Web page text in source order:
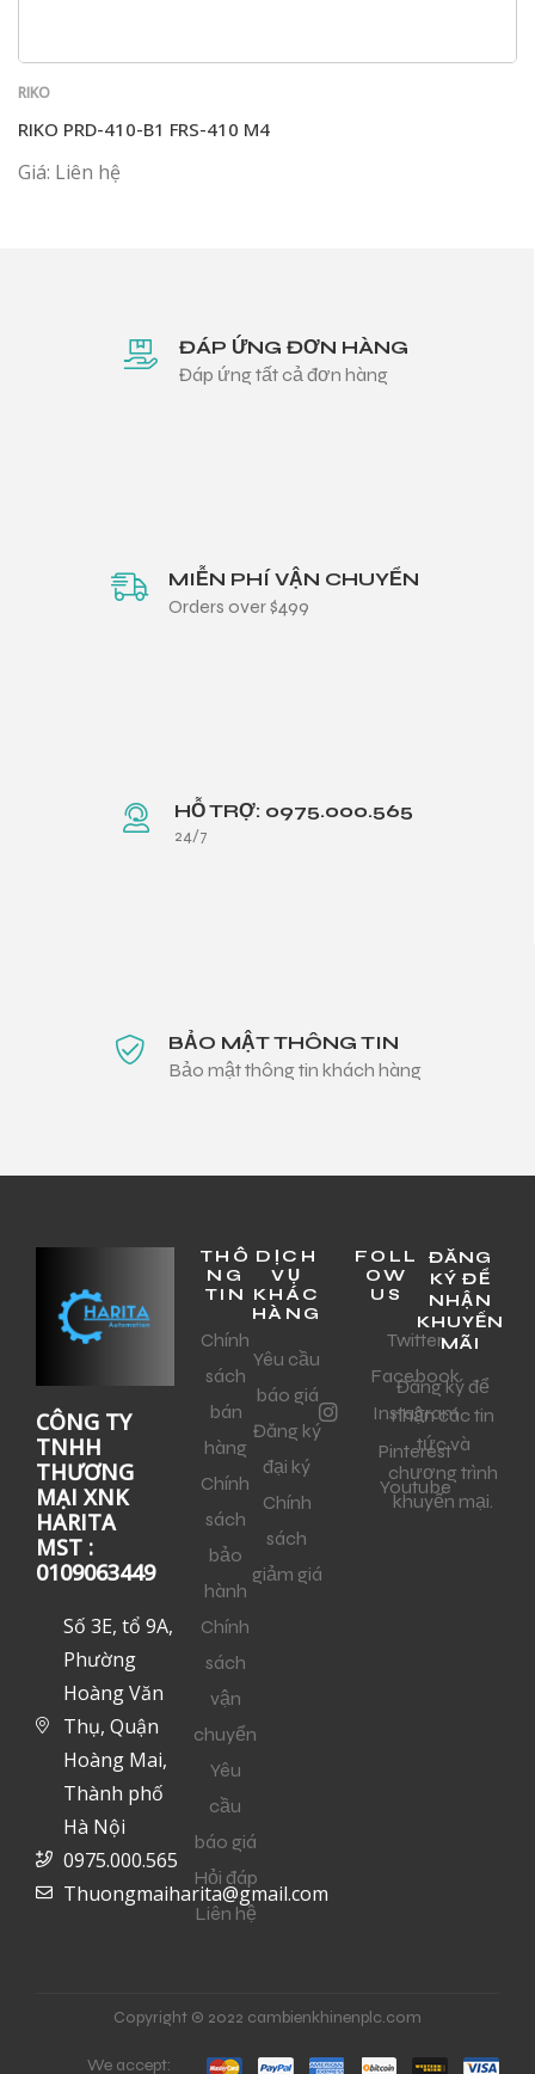
RIKO
RIKO PRD-410-B1 FRS-410 M4
Giá: Liên hệ
ĐÁP ỨNG ĐƠN HÀNG
Đáp ứng tất cả đơn hàng
MIỄN PHÍ VẬN CHUYỂN
Orders over $499
HỖ TRỢ: 0975.000.565
24/7
BẢO MẬT THÔNG TIN
Bảo mật thông tin khách hàng
CÔNG TY
TNHH
THƯƠNG
MẠI XNK
HARITA
MST :
0109063449
Số 3E, tổ 9A,
Phường
Hoàng Văn
Thụ, Quận
Hoàng Mai,
Thành phố
Hà Nội
0975.000.565
Thuongmaiharita@gmail.com
THÔ
NG
TIN
Chính
sách
bán
hàng
Chính
sách
bảo
hành
Chính
sách
vận
chuyển
Yêu
cầu
báo giá
Hỏi đáp
Liên hệ
DỊCH
VỤ
KHÁC
HÀNG
Yêu cầu
báo giá
Đăng ký
đại ký
Chính
sách
giảm giá
FOLL
OW
US
Twitter
Facebook
Instagram
Pinterest
Youtube
ĐĂNG
KÝ ĐỂ
NHẬN
KHUYẾN
MÃI
Đăng ký để
nhận các tin
tức và
chương trình
khuyến mại.
Copyright © 2022 cambienkhinenplc.com
We accept: